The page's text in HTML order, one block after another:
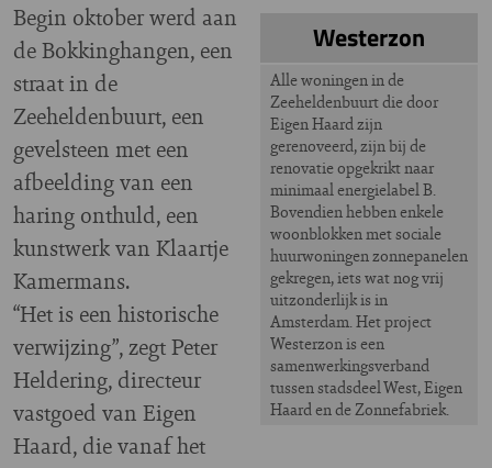
Westerzon
Alle woningen in de
Zeeheldenbuurt die door
Eigen Haard zijn
gerenoveerd, zijn bij de
renovatie opgekrikt naar
minimaal energielabel B.
Bovendien hebben enkele
woonblokken met sociale
huurwoningen zonnepanelen
gekregen, iets wat nog vrij
uitzonderlijk is in
Amsterdam. Het project
Westerzon is een
samenwerkingsverband
tussen stadsdeel West, Eigen
Haard en de Zonnefabriek.
Begin oktober werd aan
de Bokkinghangen, een
straat in de
Zeeheldenbuurt, een
gevelsteen met een
afbeelding van een
haring onthuld, een
kunstwerk van Klaartje
Kamermans.
“Het is een historische
verwijzing”, zegt Peter
Heldering, directeur
vastgoed van Eigen
Haard, die vanaf het